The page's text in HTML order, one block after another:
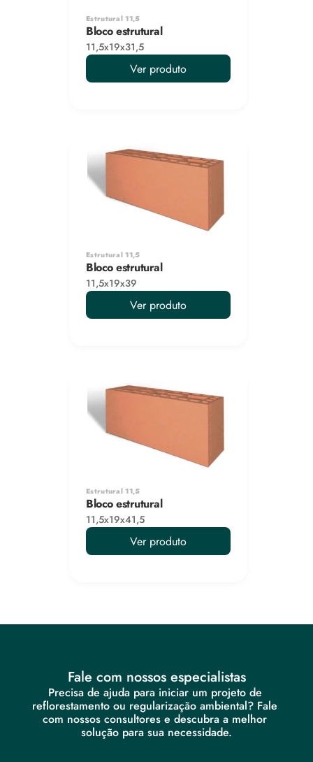
Estrutural 11,5
Bloco estrutural
11,5x19x31,5
Ver produto
Estrutural 11,5
Bloco estrutural
11,5x19x39
Ver produto
Estrutural 11,5
Bloco estrutural
11,5x19x41,5
Ver produto
Fale com nossos especialistas
Precisa de ajuda para iniciar um projeto de
reflorestamento ou regularização ambiental? Fale
com nossos consultores e descubra a melhor
solução para sua necessidade.